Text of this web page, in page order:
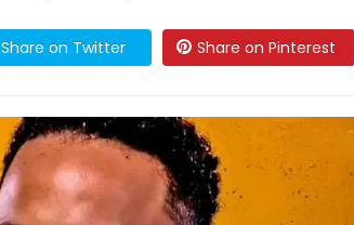
Share on Twitter Share on Pinterest